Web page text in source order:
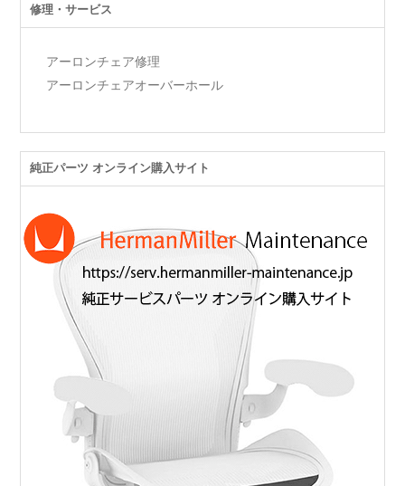
修理・サービス
アーロンチェア修理
アーロンチェアオーバーホール
純正パーツ オンライン購入サイト